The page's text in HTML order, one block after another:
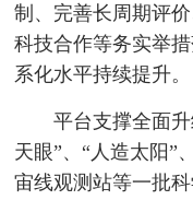
制、完善长周期评
科技合作等务实举
系化水平持续提升。
平台支撑全面
天眼”、“人造太阳”
宙线观测站等一批